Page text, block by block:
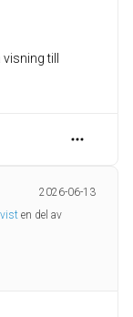
till
2026-06-13
en del av